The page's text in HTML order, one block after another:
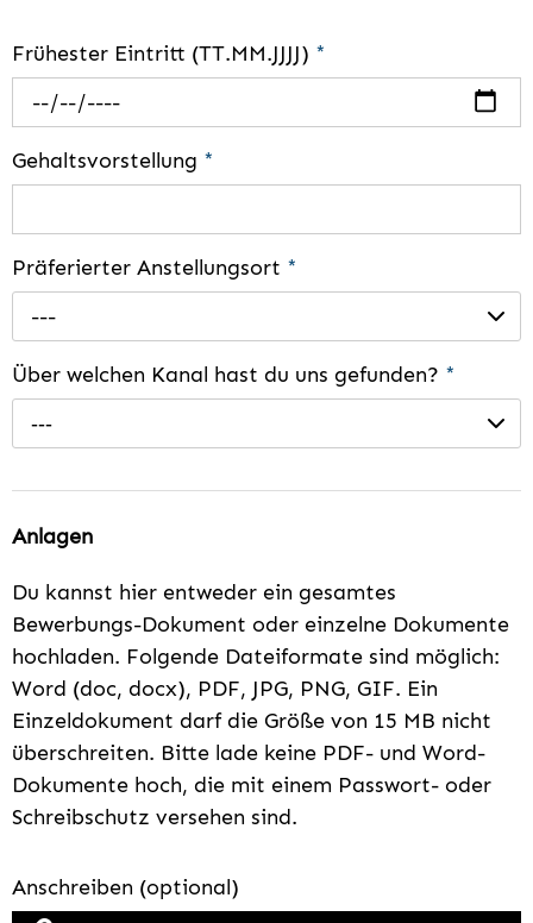
Frühester Eintritt (TT.MM.JJJJ) *
Gehaltsvorstellung *
Präferierter Anstellungsort *
---
Über welchen Kanal hast du uns gefunden? *
---
Anlagen
Du kannst hier entweder ein gesamtes
Bewerbungs-Dokument oder einzelne Dokumente
hochladen. Folgende Dateiformate sind möglich:
Word (doc, docx), PDF, JPG, PNG, GIF. Ein
Einzeldokument darf die Größe von 15 MB nicht
überschreiten. Bitte lade keine PDF- und Word-
Dokumente hoch, die mit einem Passwort- oder
Schreibschutz versehen sind.
Anschreiben (optional)